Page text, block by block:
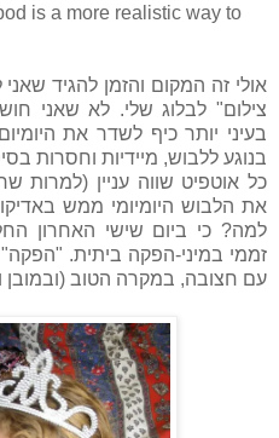
is a more realistic way to
אולי זה המקום והזמן להגיד
צילום" לבלוג שלי. לא שאני
בעיני יותר כיף לשדר את
בנוגע ללבוש, מיידיות וחסרות
כל אוטפיט שווה עניין (למרות
את הלבוש היומיומי ממש
למה? כי ביום שישי האחרון
זממי במיני-הפקה ביתית.
עם חצובה, במקרה הטוב (ובמובן